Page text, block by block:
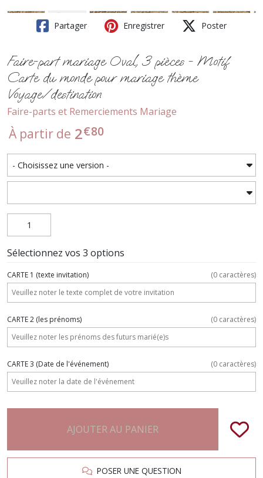
Partager Enregistrer Poster
Faire-part mariage Oval, 3 pièces - Motif
Carte du monde pour mariage thème
Voyage/destination
Faire-parts et Remerciements Mariage
À partir de 2€80
Sélectionnez vos 3 options
CARTE 1 (texte invitation) (0 caractères)
CARTE 2 (les prénoms) (0 caractères)
CARTE 3 (Date de l'événement) (0 caractères)
AJOUTER AU PANIER
POSER UNE QUESTION